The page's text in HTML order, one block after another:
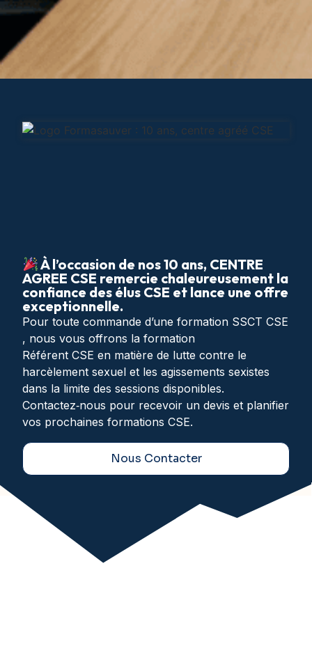
À l’occasion de nos 10 ans, CENTRE
AGREE CSE remercie chaleureusement la
confiance des élus CSE et lance une offre
exceptionnelle.
Pour toute commande d’une formation SSCT CSE
, nous vous offrons la formation
Référent CSE en matière de lutte contre le
harcèlement sexuel et les agissements sexistes
dans la limite des sessions disponibles.
Contactez‑nous pour recevoir un devis et planifier
vos prochaines formations CSE.
Nous Contacter